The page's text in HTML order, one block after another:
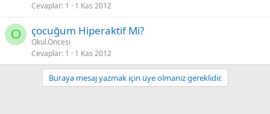
Cevaplar 1 1 Kas 2012
O çocuğum Hiperaktif Mi?
Okul.Oncesi
Cevaplar 1 1 Kas 2012
Buraya mesaj yazmak için üye olmanız gereklidir.